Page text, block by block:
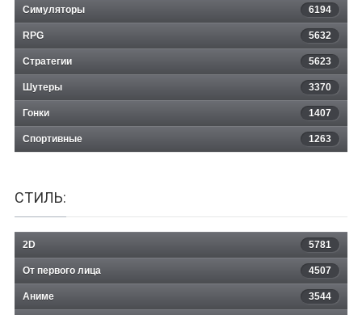
Симуляторы 6194
RPG 5632
Стратегии 5623
Шутеры 3370
Гонки 1407
Спортивные 1263
СТИЛЬ:
2D 5781
От первого лица 4507
Аниме 3544